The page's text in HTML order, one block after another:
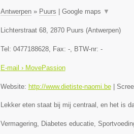
Antwerpen» Puurs Google maps ▼
Lichterstraat 68, 2870 Puurs (Antwerpen)
Tel: 0477188628, Fax: -, BTW-nr: -
E-mail › MovePassion
Website: http://www.dietiste-naomi.be|
Lekker eten staat bij mij centraal, en het is
Vermagering, Diabetes educatie,